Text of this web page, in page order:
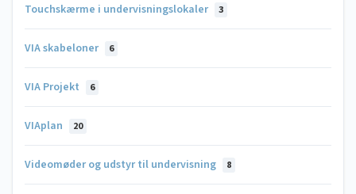
Touchskærme i undervisningslokaler 3
VIA skabeloner 6
VIA Projekt 6
VIAplan 20
Videomøder og udstyr til undervisning 8